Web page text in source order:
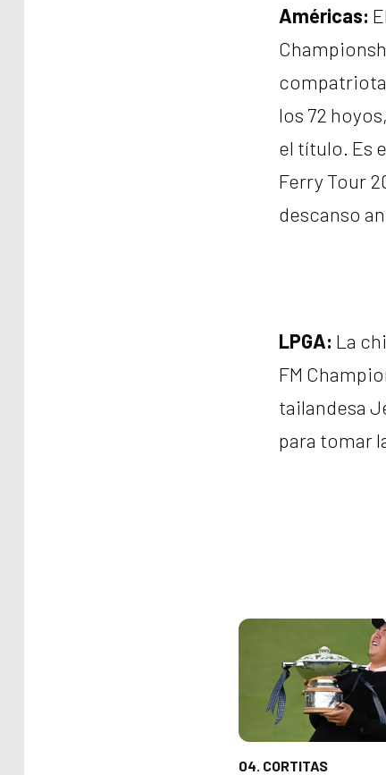
Américas:
compatriota
los 72
el título. Es
Ferry Tour
descanso
LPGA: La
FM
tailandesa
para tomar
04. CORTITAS